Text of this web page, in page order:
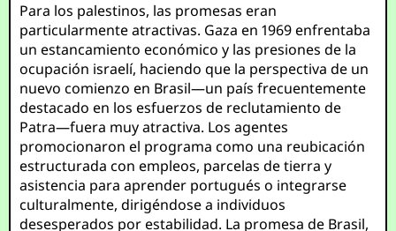
Para los palestinos, las promesas eran
particularmente atractivas. Gaza en 1969 enfrentaba
un estancamiento económico y las presiones de la
ocupación israelí, haciendo que la perspectiva de un
nuevo comienzo en Brasil—un país frecuentemente
destacado en los esfuerzos de reclutamiento de
Patra—fuera muy atractiva. Los agentes
promocionaron el programa como una reubicación
estructurada con empleos, parcelas de tierra y
asistencia para aprender portugués o integrarse
culturalmente, dirigéndose a individuos
desesperados por estabilidad. La promesa de Brasil,